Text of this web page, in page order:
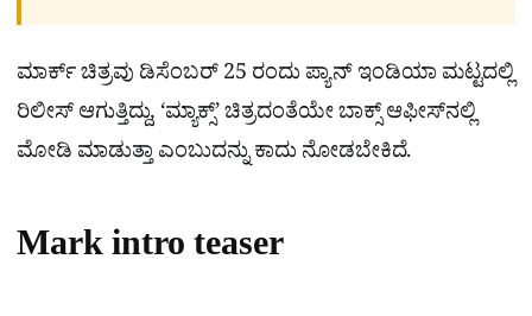
ಮಾರ್ಕ್ ಚಿತ್ರವು ಡಿಸೆಂಬರ್​ 25 ರಂದು ಪ್ಯಾನ್ ಇಂಡಿಯಾ ಮಟ್ಟದಲ್ಲಿ
ರಿಲೀಸ್​ ಆಗುತ್ತಿದ್ದು, ‘ಮ್ಯಾಕ್ಸ್​’ ಚಿತ್ರದಂತೆಯೇ ಬಾಕ್ಸ್​ ಆಫೀಸ್​ನಲ್ಲಿ
ಮೋಡಿ ಮಾಡುತ್ತಾ ಎಂಬುದನ್ನು ಕಾದು ನೋಡಬೇಕಿದೆ.
Mark intro teaser